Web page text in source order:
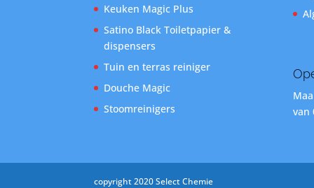
Keuken Magic Plus
Satino Black Toiletpapier &
dispensers
Tuin en terras reiniger
Douche Magic
Stoomreinigers
van
copyright 2020 Select Chemie